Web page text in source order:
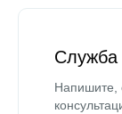
Служба
Напишите,